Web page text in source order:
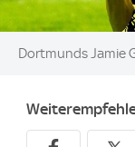
Image:
Dortmunds Jamie